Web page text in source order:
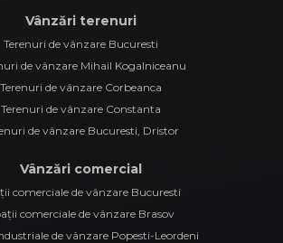
Vânzări terenuri
Terenuri de vânzare Bucuresti
de vânzare Mihail Kogalniceanu
Terenuri de vânzare Corbeanca
Terenuri de vânzare Constanta
de vânzare Bucuresti, Dristor
Vânzări comercial
comerciale de vânzare Bucuresti
comerciale de vânzare Brasov
de vânzare Popesti-Leordeni